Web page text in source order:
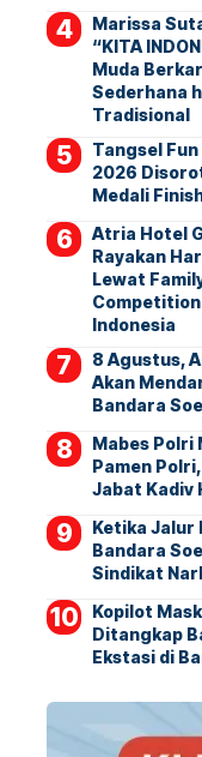
Marissa
“KITA
Muda
Sederhana
Tradisional
Tangsel
2026
Medali
Atria Hotel
Rayakan
Lewat
Indonesia
8 Agustus,
Akan
Bandara
Mabes Polri
Pamen
Jabat Kadiv
Ketika Jalur
Bandara
Sindikat
Kopilot
Ditangkap
Ekstasi di